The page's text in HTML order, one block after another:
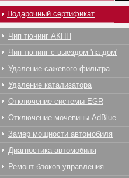
Подарочный сертификат
Чип тюнинг АКПП
Чип тюнинг с выездом 'на дом'
Удаление сажевого фильтра
Удаление катализатора
Отключение системы EGR
Отключение мочевины AdBlue
Замер мощности автомобиля
Диагностика автомобиля
Ремонт блоков управления